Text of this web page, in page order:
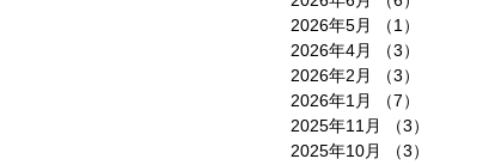
2026年5月
（1）
2026年4月
（3）
2026年2月
（3）
2026年1月
（7）
2025年11月
（3）
2025年10月
（3）